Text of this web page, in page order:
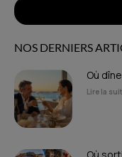
NOS DERNIERS
Où
Lire la
Où